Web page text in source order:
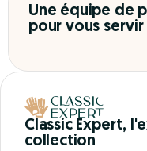
Une équipe de
pour vous servir
Classic Expert,
collection